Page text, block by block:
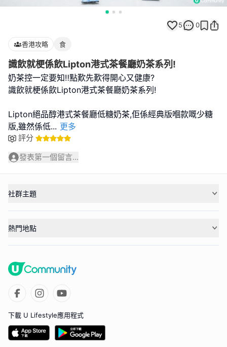
5 0
香港攻略 食
識飲就梗係飲Lipton港式茶餐廳奶茶系列!
奶茶控一定要知‼️點歎先歎得開心又健康?
識飲就梗係飲Lipton港式茶餐廳奶茶系列!
Lipton絕品醇港式茶餐廳低糖奶茶,佢係經典版嗰款嘅少糖
版,雖然係低... 更多
評分
發表第一個留言...
社群主題
熱門地點
下載 U Lifestyle應用程式